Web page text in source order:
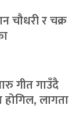
चौधरी र चक्र
गीत गाउँदै
होगिल, लागता